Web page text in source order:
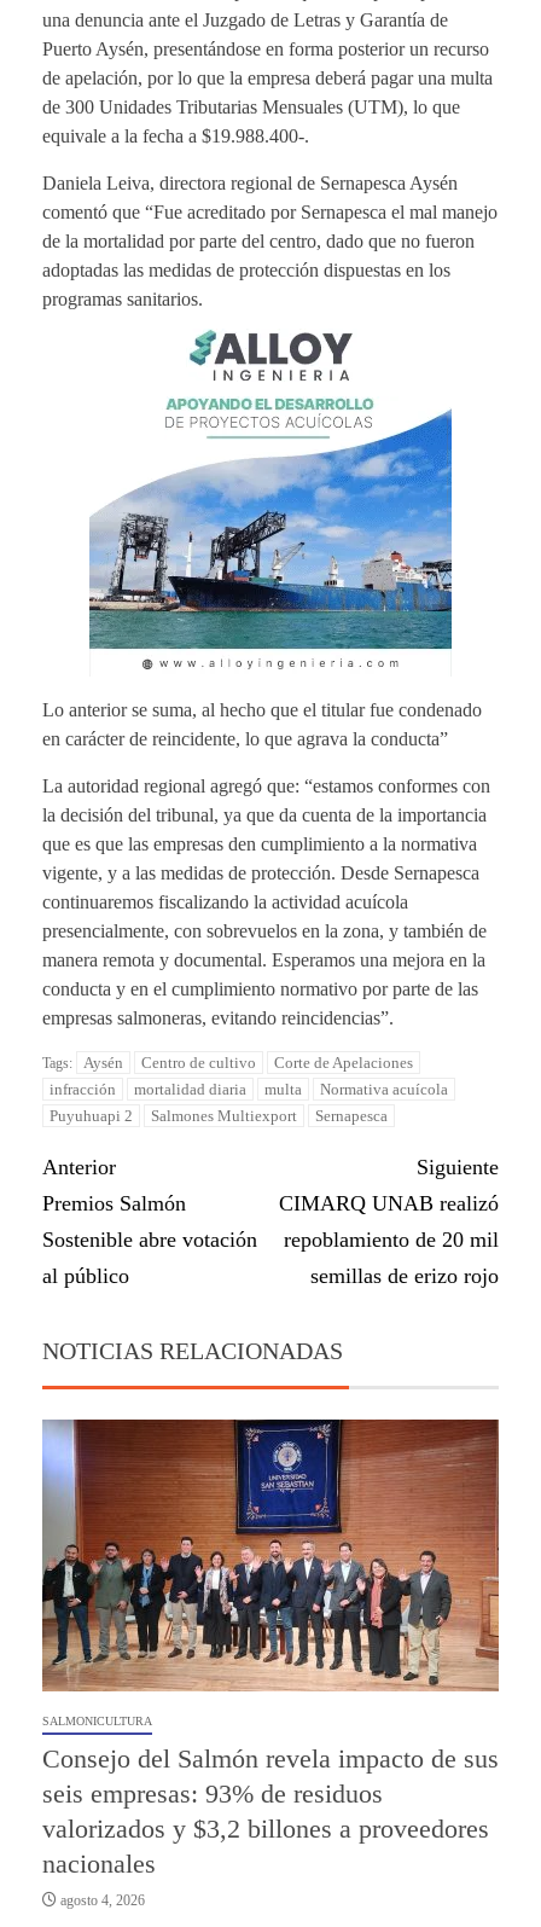
una denuncia ante el Juzgado de Letras y Garantía de
Puerto Aysén, presentándose en forma posterior un recurso
de apelación, por lo que la empresa deberá pagar una multa
de 300 Unidades Tributarias Mensuales (UTM), lo que
equivale a la fecha a $19.988.400-.
Daniela Leiva, directora regional de Sernapesca Aysén
comentó que “Fue acreditado por Sernapesca el mal manejo
de la mortalidad por parte del centro, dado que no fueron
adoptadas las medidas de protección dispuestas en los
programas sanitarios.
Lo anterior se suma, al hecho que el titular fue condenado
en carácter de reincidente, lo que agrava la conducta”
La autoridad regional agregó que: “estamos conformes con
la decisión del tribunal, ya que da cuenta de la importancia
que es que las empresas den cumplimiento a la normativa
vigente, y a las medidas de protección. Desde Sernapesca
continuaremos fiscalizando la actividad acuícola
presencialmente, con sobrevuelos en la zona, y también de
manera remota y documental. Esperamos una mejora en la
conducta y en el cumplimiento normativo por parte de las
empresas salmoneras, evitando reincidencias”.
Tags: Aysén Centro de cultivo
Corte de Apelaciones
infracción
mortalidad diaria multa
Normativa acuícola
Puyuhuapi 2
Salmones Multiexport Sernapesca
Anterior
Premios Salmón
Sostenible abre votación
al público
Siguiente
CIMARQ UNAB realizó
repoblamiento de 20 mil
semillas de erizo rojo
NOTICIAS RELACIONADAS
SALMONICULTURA
Consejo del Salmón revela impacto de sus
seis empresas: 93% de residuos
valorizados y $3,2 billones a proveedores
nacionales
agosto 4, 2026